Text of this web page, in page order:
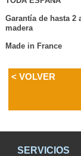
Garantía de hasta 2
madera
Made in France
< VOLVER
SERVICIOS